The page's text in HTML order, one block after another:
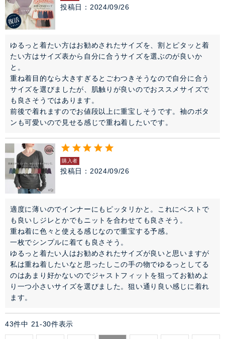
投稿日 2024/09/26
ゆるっと着たい方はお勧めされたサイズを、割とピタッと着
たい方はサイズ表から自分に合うサイズを選ぶのが良いか
と。
重ね着目的なら大きすぎるとごわつきそうなので自分に合う
サイズを選びましたが、肌触りが良いのでおススメサイズで
も良さそうではあります。
前後で着れますのでお値段以上に重宝しそうです。袖のボタ
ンも可愛いので見せる感じで重ね着したいです。
購入者
投稿日 2024/09/26
適度に薄いのでインナーにもピッタリかと。これにベストで
も良いしジレとかでもニットを合わせても良さそう。
重ね着に色々と使える感じなので重宝する予感。
一枚でシンプルに着ても良さそう。
ゆるっと着たい人はお勧めされたサイズが良いと思いますが
私は重ね着したいなと思ったしこの手の物でゆるっとしてる
のはあまり好かないのでジャストフィットを狙ってお勧めよ
り一つ小さいサイズを選びました。狙い通り良い感じに着れ
ます。
43件中 21 -30件表示